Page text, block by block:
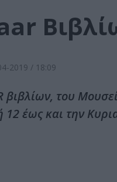
2019 / 18:09
βιβλίων, του
έως και την